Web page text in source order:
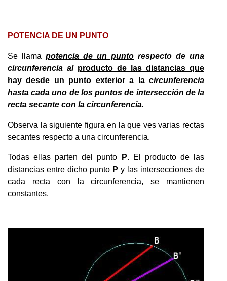
POTENCIA DE UN PUNTO
Se llama potencia de un punto respecto de una
circunferencia al producto de las distancias que
hay desde un punto exterior a la circunferencia
hasta cada uno de los puntos de intersección de la
recta secante con la circunferencia.
Observa la siguiente figura en la que ves varias rectas
secantes respecto a una circunferencia.
Todas ellas parten del punto P. El producto de las
distancias entre dicho punto P y las intersecciones de
cada recta con la circunferencia, se mantienen
constantes.